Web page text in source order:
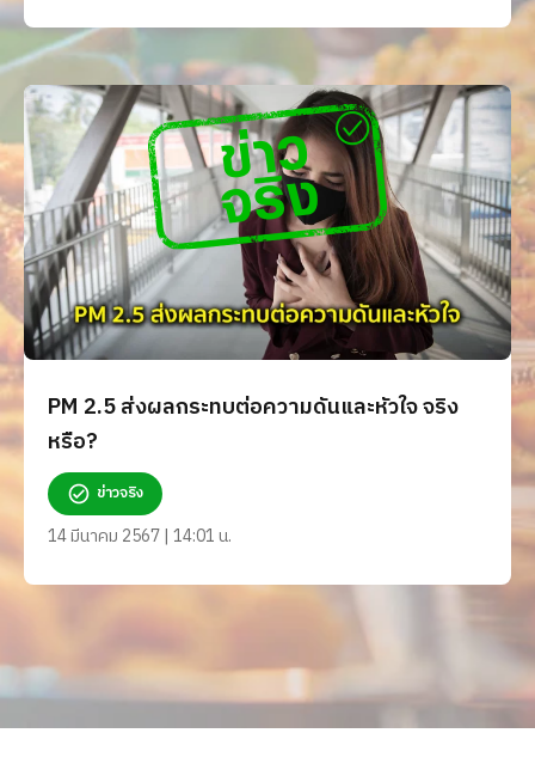
PM 2.5 ส่งผลกระทบต่อความดันและหัวใจ จริง
หรือ?
ข่าวจริง
14 มีนาคม 2567 | 14:01 น.